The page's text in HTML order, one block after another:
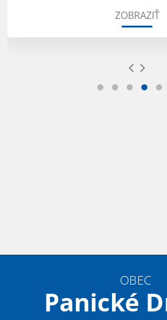
ZOBRAZIŤ
OBEC
Panické